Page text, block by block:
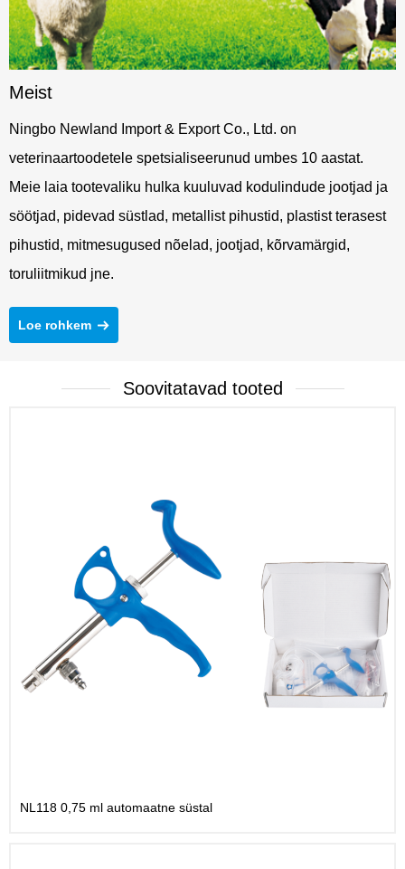
Meist
Ningbo Newland Import & Export Co., Ltd. on
veterinaartoodetele spetsialiseerunud umbes 10 aastat.
Meie laia tootevaliku hulka kuuluvad kodulindude jootjad ja
söötjad, pidevad süstlad, metallist pihustid, plastist terasest
pihustid, mitmesugused nõelad, jootjad, kõrvamärgid,
toruliitmikud jne.
Loe rohkem
Soovitatavad tooted
NL118 0,75 ml automaatne süstal